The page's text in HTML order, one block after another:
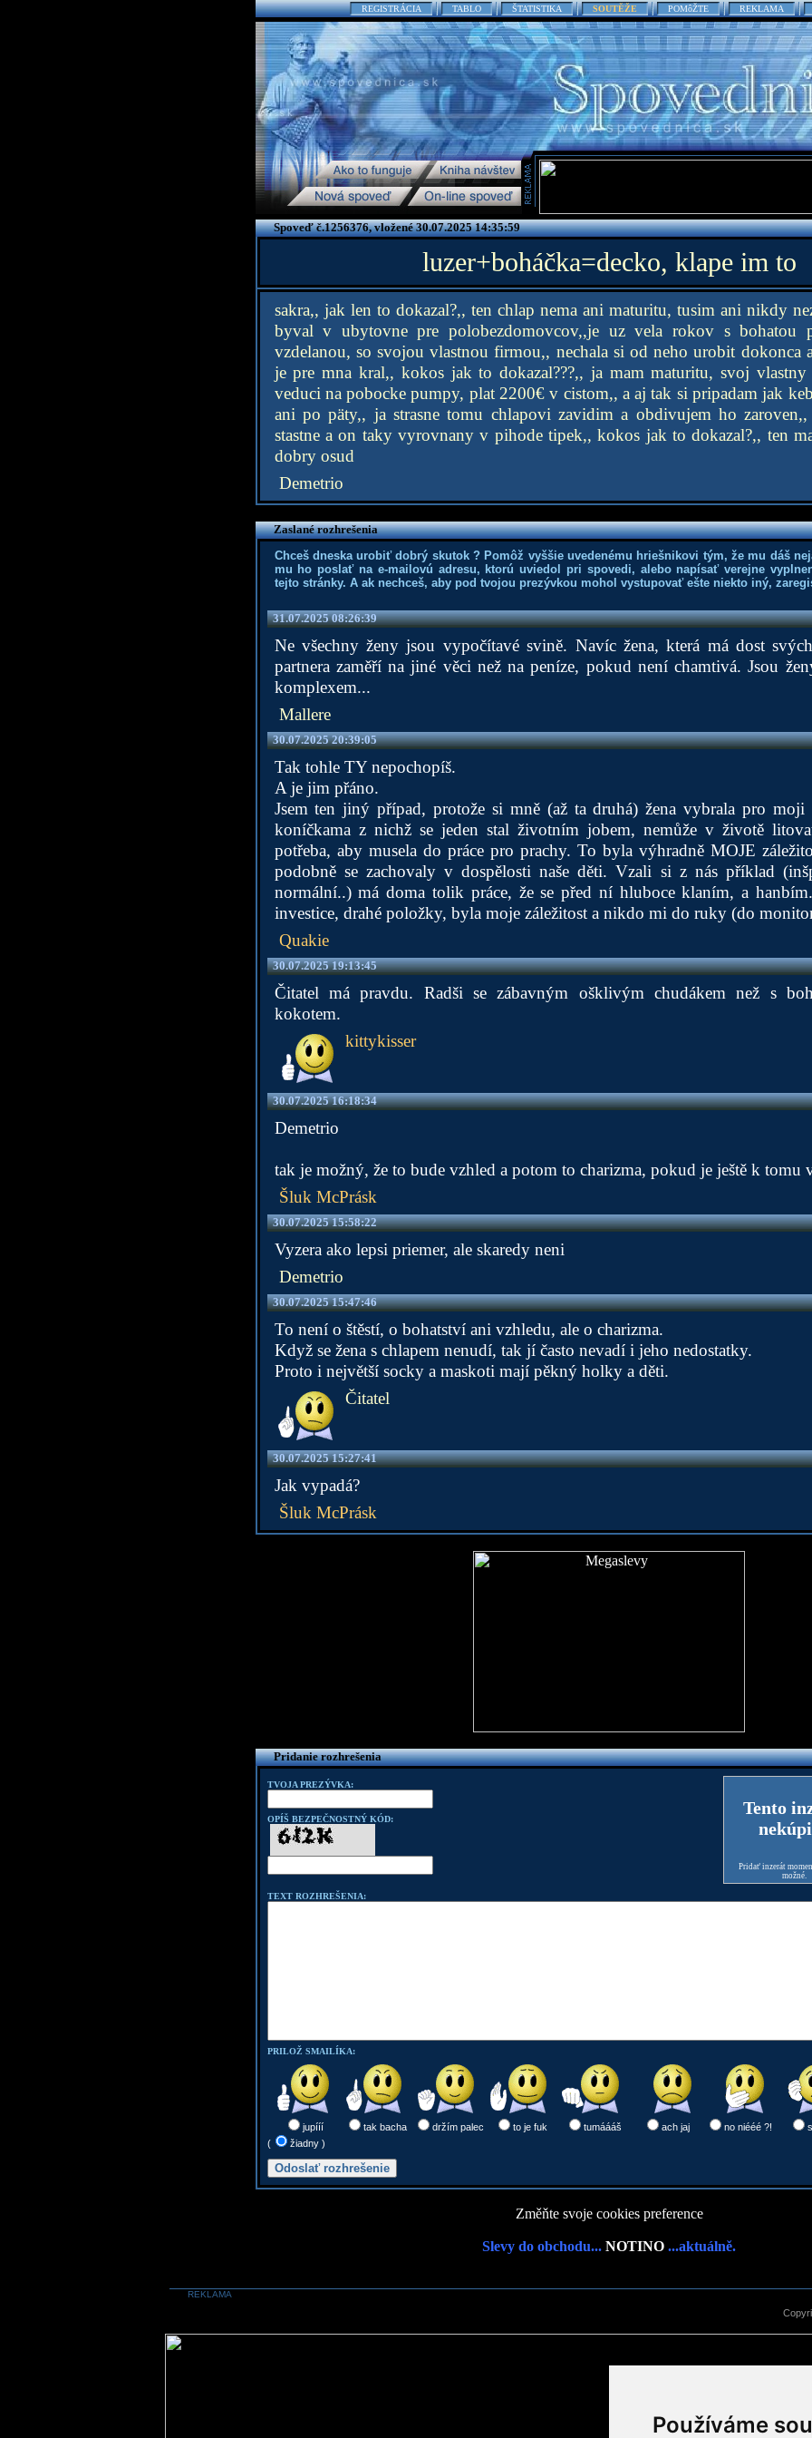
Používáme
REGISTRÁCIA TABLO ŠTATISTIKA SOUTĚŽE POMôŽTE REKLAMA
Spoveď č.1256376, vložené 30.07.2025 14:35:59
luzer+boháčka=decko, klape im to
sakra,, jak len to dokazal?,, ten chlap nema ani maturitu, tusim ani nikdy
byval v ubytovne pre polobezdomovcov,,je uz vela rokov s bohatou
vzdelanou, so svojou vlastnou firmou,, nechala si od neho urobit dokonca
je pre mna kral,, kokos jak to dokazal???,, ja mam maturitu, svoj
veduci na pobocke pumpy, plat 2200€ v cistom,, a aj tak si pripadam jak
ani po päty,, ja strasne tomu chlapovi zavidim a obdivujem ho
stastne a on taky vyrovnany v pihode tipek,, kokos jak to dokazal?,, ten
dobry osud
Demetrio
Zaslané rozhrešenia
Chceš dneska urobiť dobrý skutok ? Pomôž vyššie uvedenému hriešnikovi tým, že mu dáš
mu ho poslať na e-mailovú adresu, ktorú uviedol pri spovedi, alebo napísať verejne
tejto stránky. A ak nechceš, aby pod tvojou prezývkou mohol vystupovať ešte niekto iný,
31.07.2025 08:26:39
Ne všechny ženy jsou vypočítavé svině. Navíc žena, která má dost
partnera zaměří na jiné věci než na peníze, pokud není chamtivá. Jsou
komplexem...
Mallere
30.07.2025 20:39:05
Tak tohle TY nepochopíš.
A je jim přáno.
Jsem ten jiný případ, protože si mně (až ta druhá) žena vybrala pro moji
koníčkama z nichž se jeden stal životním jobem, nemůže v životě
potřeba, aby musela do práce pro prachy. To byla výhradně MOJE
podobně se zachovaly v dospělosti naše děti. Vzali si z nás příklad
normální..) má doma tolik práce, že se před ní hluboce klaním, a
investice, drahé položky, byla moje záležitost a nikdo mi do ruky (do
Quakie
30.07.2025 19:13:45
Čitatel má pravdu. Radši se zábavným ošklivým chudákem než s
kokotem.
kittykisser
30.07.2025 16:18:34
Demetrio
tak je možný, že to bude vzhled a potom to charizma, pokud je ještě k tomu
Šluk McPrásk
30.07.2025 15:58:22
Vyzera ako lepsi priemer, ale skaredy neni
Demetrio
30.07.2025 15:47:46
To není o štěstí, o bohatství ani vzhledu, ale o charizma.
Když se žena s chlapem nenudí, tak jí často nevadí i jeho nedostatky.
Proto i největší socky a maskoti mají pěkný holky a děti.
Čitatel
30.07.2025 15:27:41
Jak vypadá?
Šluk McPrásk
Pridanie rozhrešenia
TVOJA PREZÝVKA:
OPÍŠ BEZPEČNOSTNÝ KÓD:
Tento
Pridať inzerát
možné.
TEXT ROZHREŠENIA:
PRILOŽ SMAILÍKA:
jupííí tak bacha držím palec to je fuk tumáááš ach jaj no niééé ?!
(
žiadny )
Změňte svoje cookies preference
Slevy do obchodu... NOTINO ...aktuálně.
REKLAMA